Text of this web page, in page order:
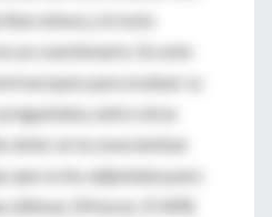
y el resto
un cuestionario. En este
europeo para evaluar su
entre otras
dolor en la zona lumbar
que se les adjuntaba para
últimas 24 horas. El 40%